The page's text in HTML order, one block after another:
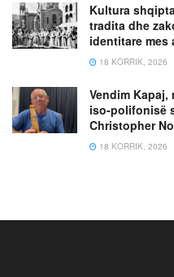
Kultura
tradita dhe
identitare mes
18 KORRIK, 2026
Vendim
iso-polifonisë
Christopher
18 KORRIK, 2026